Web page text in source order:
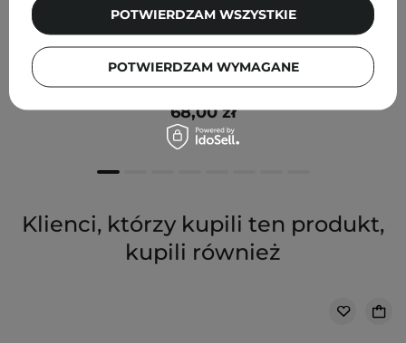
Rozświetlające z Ekstraktem z Ryżu - 55ml
68,00 zł
Klienci, którzy kupili ten produkt,
kupili również
POTWIERDZAM WYMAGANE
POTWIERDZAM WSZYSTKIE